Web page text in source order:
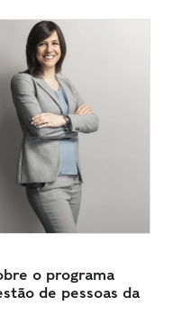
o programa
de pessoas da